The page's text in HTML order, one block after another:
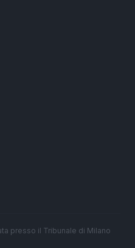
presso il Tribunale di Milano